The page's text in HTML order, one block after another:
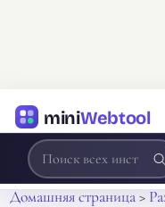
miniWebtool
Домашняя страница>